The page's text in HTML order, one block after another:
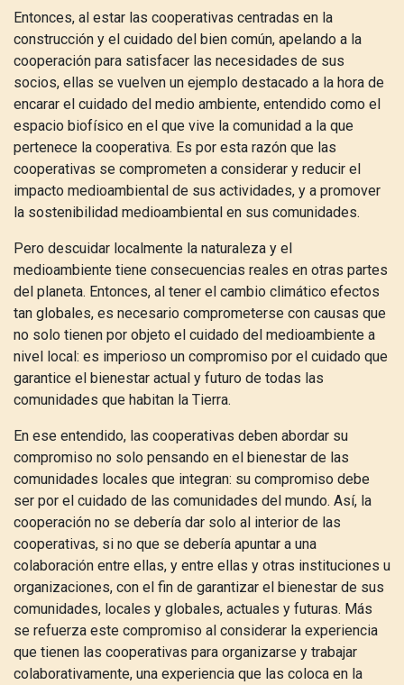
Entonces, al estar las cooperativas centradas en la
construcción y el cuidado del bien común, apelando a la
cooperación para satisfacer las necesidades de sus
socios, ellas se vuelven un ejemplo destacado a la hora de
encarar el cuidado del medio ambiente, entendido como el
espacio biofísico en el que vive la comunidad a la que
pertenece la cooperativa. Es por esta razón que las
cooperativas se comprometen a considerar y reducir el
impacto medioambiental de sus actividades, y a promover
la sostenibilidad medioambiental en sus comunidades.
Pero descuidar localmente la naturaleza y el
medioambiente tiene consecuencias reales en otras partes
del planeta. Entonces, al tener el cambio climático efectos
tan globales, es necesario comprometerse con causas que
no solo tienen por objeto el cuidado del medioambiente a
nivel local: es imperioso un compromiso por el cuidado que
garantice el bienestar actual y futuro de todas las
comunidades que habitan la Tierra.
En ese entendido, las cooperativas deben abordar su
compromiso no solo pensando en el bienestar de las
comunidades locales que integran: su compromiso debe
ser por el cuidado de las comunidades del mundo. Así, la
cooperación no se debería dar solo al interior de las
cooperativas, si no que se debería apuntar a una
colaboración entre ellas, y entre ellas y otras instituciones u
organizaciones, con el fin de garantizar el bienestar de sus
comunidades, locales y globales, actuales y futuras. Más
se refuerza este compromiso al considerar la experiencia
que tienen las cooperativas para organizarse y trabajar
colaborativamente, una experiencia que las coloca en la